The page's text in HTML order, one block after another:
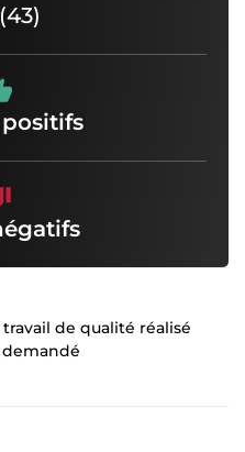
(43)
de qualité réalisé
demandé